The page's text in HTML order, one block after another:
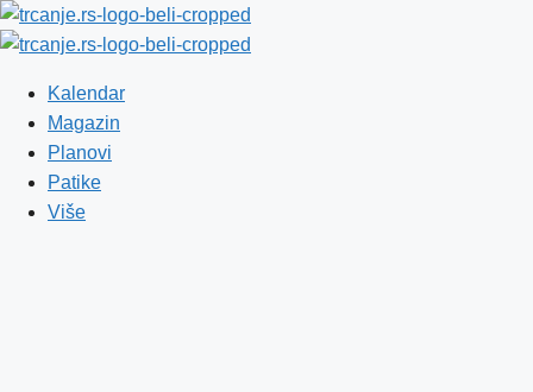
Skip to content
Kalendar
Magazin
Planovi
Patike
Više